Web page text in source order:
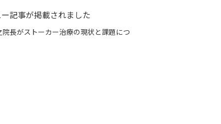
記事が掲載されました
長がストーカー治療の現状と課題につ